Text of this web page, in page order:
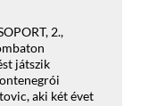
2.,
játszik
aki két évet